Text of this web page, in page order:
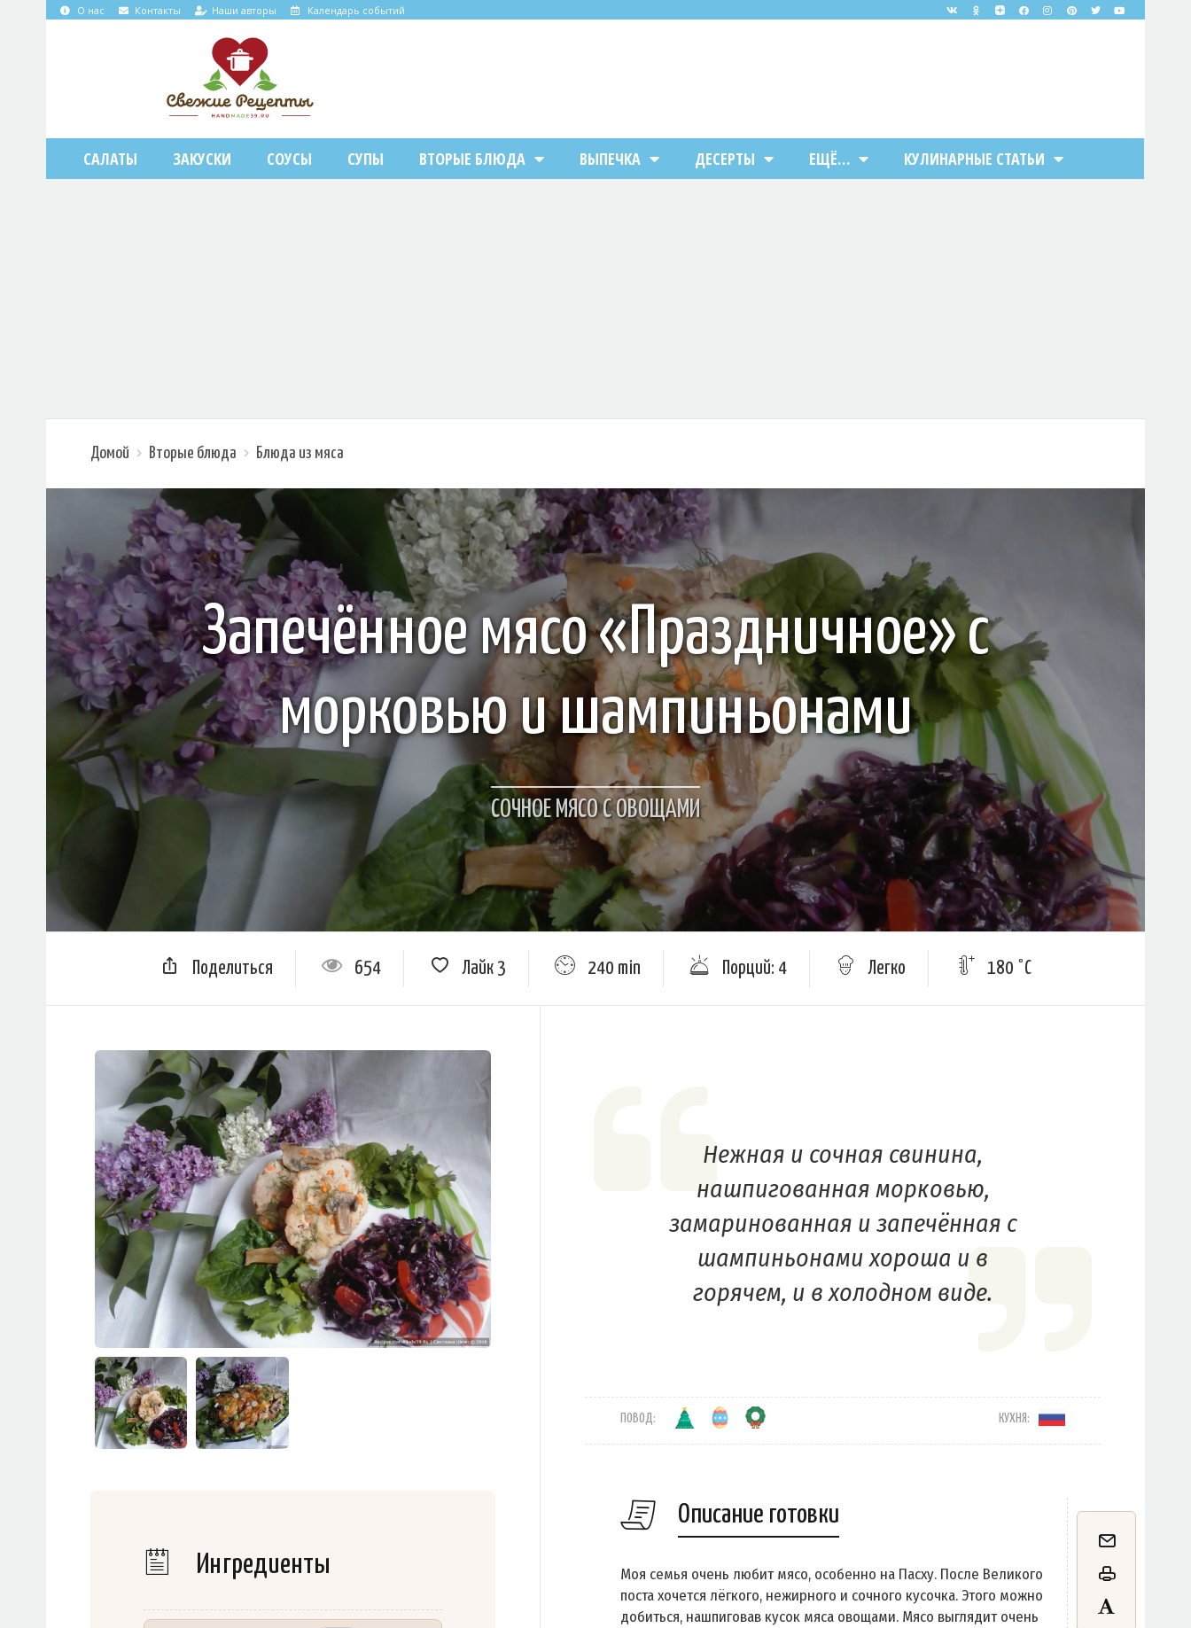
О нас Контакты Наши авторы Календарь событий
САЛАТЫ ЗАКУСКИ СОУСЫ СУПЫ ВТОРЫЕ БЛЮДА ВЫПЕЧКА ДЕСЕРТЫ ЕЩЁ… КУЛИНАРНЫЕ СТАТЬИ
Домой Вторые блюда Блюда из мяса
Запечённое мясо «Праздничное» с
морковью и шампиньонами
СОЧНОЕ МЯСО С ОВОЩАМИ
Поделиться 654 Лайк 3 240 min Порций: 4 Легко 180 °C
Ингредиенты
Нежная и сочная свинина,
нашпигованная морковью,
замаринованная и запечённая с
шампиньонами хороша и в
горячем, и в холодном виде.
ПОВОД: КУХНЯ:
Описание готовки
Моя семья очень любит мясо, особенно на Пасху. После Великого
поста хочется лёгкого, нежирного и сочного кусочка. Этого можно
добиться, нашпиговав кусок мяса овощами. Мясо выглядит очень